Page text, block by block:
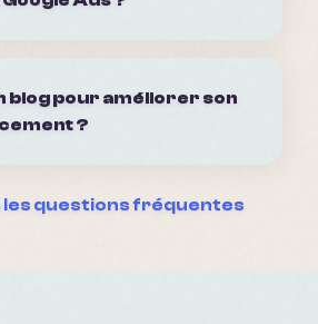
blog pour améliorer son
?
questions fréquentes